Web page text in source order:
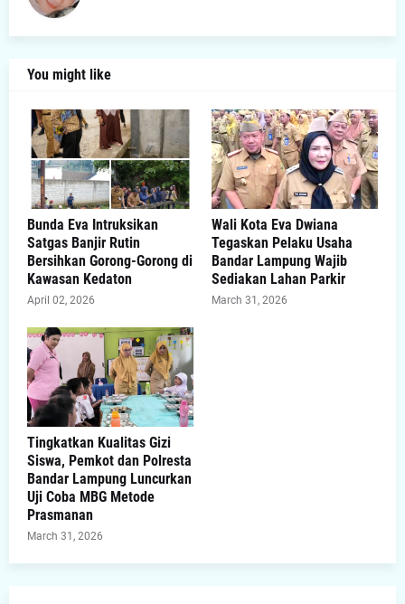
You might like
Bunda Eva Intruksikan
Satgas Banjir Rutin
Bersihkan Gorong-Gorong di
Kawasan Kedaton
April 02, 2026
Wali Kota Eva Dwiana
Tegaskan Pelaku Usaha
Bandar Lampung Wajib
Sediakan Lahan Parkir
March 31, 2026
Tingkatkan Kualitas Gizi
Siswa, Pemkot dan Polresta
Bandar Lampung Luncurkan
Uji Coba MBG Metode
Prasmanan
March 31, 2026